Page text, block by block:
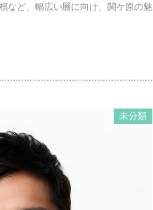
など、幅広い層に向け、関ケ原の魅
未分類